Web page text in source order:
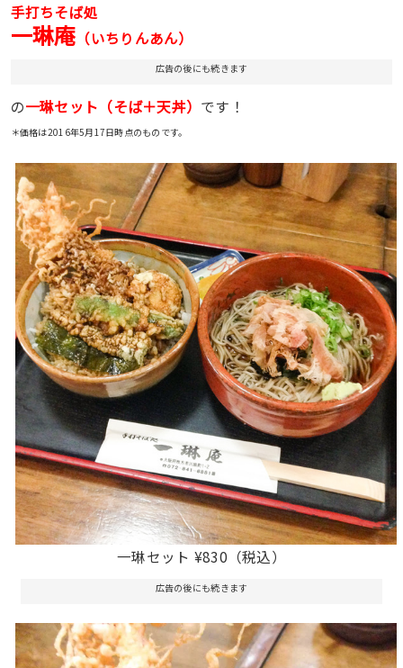
手打ちそば処
一琳庵 （いちりんあん）
広告の後にも続きます
の一琳セット（そば＋天丼） です！
＊価格は2016年5月17日時点のものです。
一琳セット ¥830（税込）
広告の後にも続きます